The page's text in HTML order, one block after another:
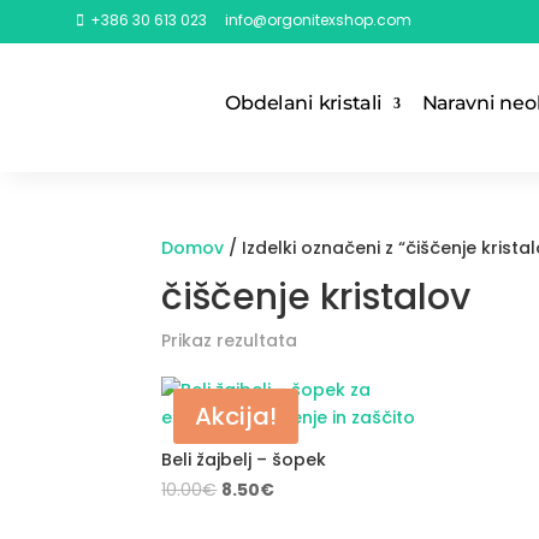
 +386 30 613 023 info@orgonitexshop.com
Obdelani kristali Naravni
Domov / Izdelki označeni z “čiščenje
čiščenje kristalov
Prikaz rezultata
Akcija!
Beli žajbelj – šopek
10.00€ Original
8.50€Current